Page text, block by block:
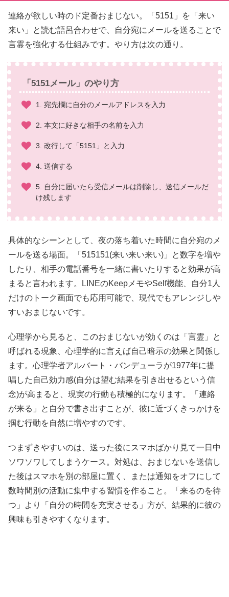
連絡が欲しい時のド定番おまじない。「5151」を「来い
来い」と読む語呂合わせで、自分宛にメールを送ることで
言霊を強化する仕組みです。やり方は次の通り。
「5151メール」のやり方
1. 宛先欄に自分のメールアドレスを入力
2. 本文に好きな相手の名前を入力
3. 改行して「5151」と入力
4. 送信する
5. 自分に届いたら受信メールは削除し、送信メールだ
け残します
具体的なシーンとして、夜の落ち着いた時間に自分宛のメ
ールを送る場面。「515151(来い来い来い)」と数字を増や
したり、相手の電話番号を一緒に書いたりすると効果が高
まると言われます。LINEのKeepメモやSelf機能、自分1人
だけのトーク画面でも応用可能で、現代でもアレンジしや
すいおまじないです。
心理学から見ると、このおまじないが効くのは「言霊」と
呼ばれる現象、心理学的に言えば自己暗示の効果と関係し
ます。心理学者アルバート・バンデューラが1977年に提
唱した自己効力感(自分は望む結果を引き出せるという信
念)が高まると、現実の行動も積極的になります。「連絡
が来る」と自分で書き出すことが、彼に近づくきっかけを
掴む行動を自然に増やすのです。
つまずきやすいのは、送った後にスマホばかり見て一日中
ソワソワしてしまうケース。対処は、おまじないを送信し
た後はスマホを別の部屋に置く、または通知をオフにして
数時間別の活動に集中する習慣を作ること。「来るのを待
つ」より「自分の時間を充実させる」方が、結果的に彼の
興味も引きやすくなります。